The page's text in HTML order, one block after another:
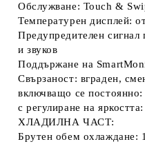
Обслужване: Touch &
Температурен дисплей:
Предупредителен сигнал
и звуков
Поддържане на
Свързаност: вграден,
включващо се
с регулиране на
ХЛАДИЛНА ЧАСТ:
Брутен обем охлаждане: